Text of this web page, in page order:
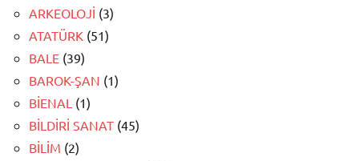
ARKEOLOJİ (3)
ATATÜRK (51)
BALE (39)
BAROK-ŞAN (1)
BİENAL (1)
BİLDİRİ SANAT (45)
BİLİM (2)